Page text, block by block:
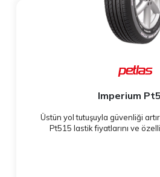
Imperium
Üstün yol tutuşuyla güvenliği
Pt515 lastik fiyatlarını ve